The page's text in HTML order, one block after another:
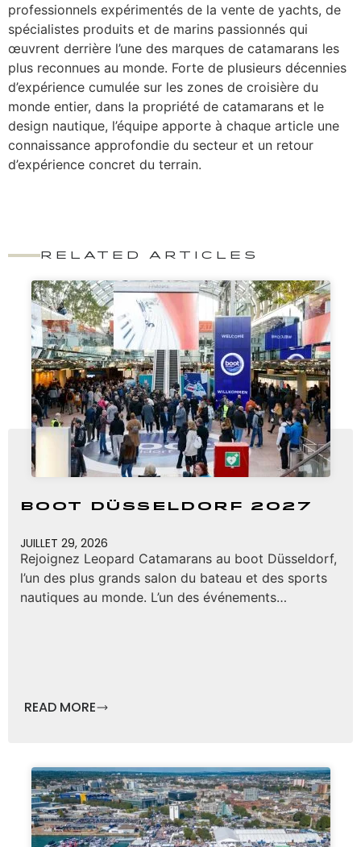
professionnels expérimentés de la vente de yachts, de
spécialistes produits et de marins passionnés qui
œuvrent derrière l’une des marques de catamarans les
plus reconnues au monde. Forte de plusieurs décennies
d’expérience cumulée sur les zones de croisière du
monde entier, dans la propriété de catamarans et le
design nautique, l’équipe apporte à chaque article une
connaissance approfondie du secteur et un retour
d’expérience concret du terrain.
RELATED ARTICLES
Boot Düsseldorf 2027
JUILLET 29, 2026
Rejoignez Leopard Catamarans au boot Düsseldorf,
l’un des plus grands salon du bateau et des sports
nautiques au monde. L’un des événements…
READ MORE